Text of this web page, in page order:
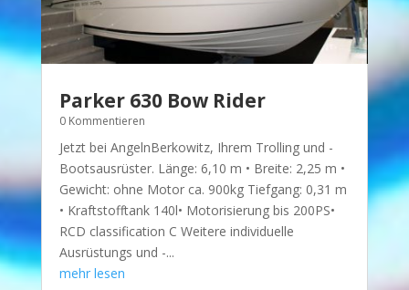
Parker 630 Bow Rider
0 Kommentieren
Jetzt bei AngelnBerkowitz, Ihrem Trolling und -
Bootsausrüster. Länge: 6,10 m • Breite: 2,25 m •
Gewicht: ohne Motor ca. 900kg Tiefgang: 0,31 m
• Kraftstofftank 140l• Motorisierung bis 200PS•
RCD classification C Weitere individuelle
Ausrüstungs und -...
mehr lesen